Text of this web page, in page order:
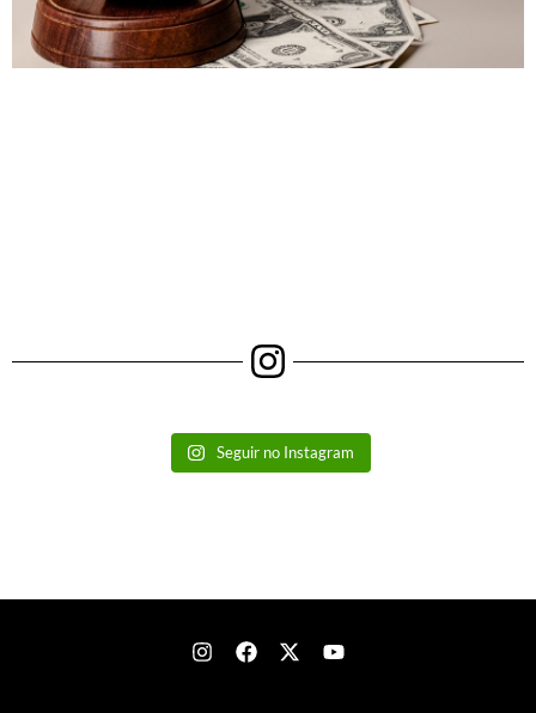
Seguir no Instagram